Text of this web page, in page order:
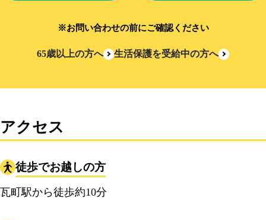
※お問い合わせの前にご確認ください
65歳以上の方へ 生活保護を受給中の方へ
アクセス
徒歩でお越しの方
瓦町駅から徒歩約10分